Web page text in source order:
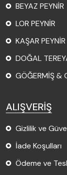
BEYAZ PEYNİR
LOR PEYNİR
KAŞAR PEYNİR
DOĞAL
GÖĞERMİŞ &
ALIŞVERİŞ
Gizlilik ve
İade Koşulları
Ödeme ve